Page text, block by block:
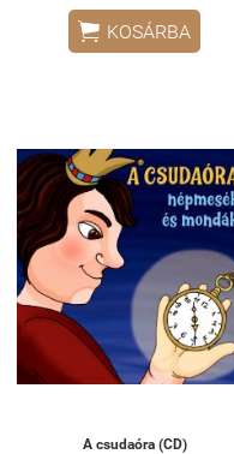
 KOSÁRBA
A csudaóra (CD)